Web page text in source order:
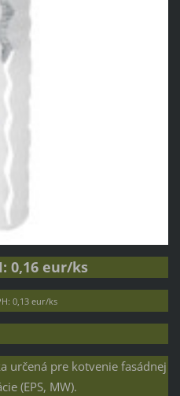
0,16 eur/ks
0,13 eur/ks
určená pre kotvenie fasádnej
(EPS, MW).